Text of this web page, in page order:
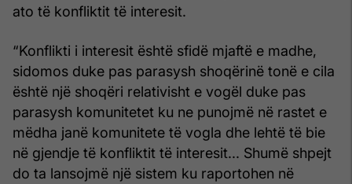
ato të konfliktit të interesit.
“Konflikti i interesit është sfidë mjaftë e madhe,
sidomos duke pas parasysh shoqërinë tonë e cila
është një shoqëri relativisht e vogël duke pas
parasysh komunitetet ku ne punojmë në rastet e
mëdha janë komunitete të vogla dhe lehtë të bie
në gjendje të konfliktit të interesit... Shumë shpejt
do ta lansojmë një sistem ku raportohen në